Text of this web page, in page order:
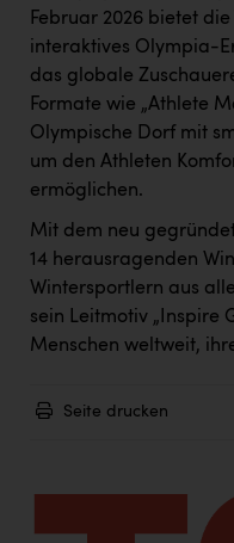
Wirtschaftskammer OÖ
Dopgas
kunden basics
kontakt
Februar 2026 bietet
interaktives Olympia-
das globale
Formate wie „Athlete
Olympische Dorf mit
um den Athleten
ermöglichen.
Mit dem neu
14 herausragenden
Wintersportlern aus
sein Leitmotiv „Inspire
Menschen weltweit,
Seite drucken